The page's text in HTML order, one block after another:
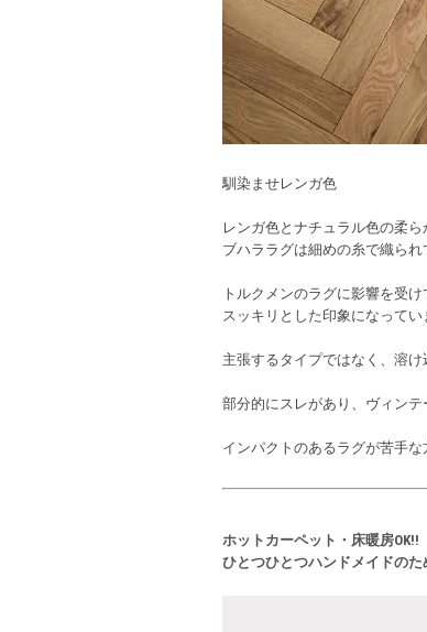
馴染ませレンガ色
レンガ色とナチュラル色の柔
ブハララグは細めの糸で織られ
トルクメンのラグに影響を受
スッキリとした印象になってい
主張するタイプではなく、溶け
部分的にスレがあり、ヴィンテ
インパクトのあるラグが苦手
ホットカーペット・床暖房OK!!
ひとつひとつハンドメイドのた